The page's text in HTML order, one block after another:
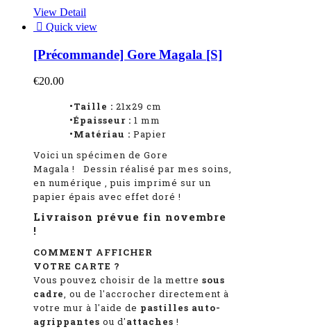
View Detail
 Quick view
[Précommande] Gore Magala [S]
€20.00
•Taille : 21x29 cm
•Épaisseur : 1 mm
•Matériau : Papier
Voici un spécimen de Gore
Magala !
Dessin réalisé par mes soins,
en numérique , puis imprimé sur un
papier épais avec effet doré !
Livraison prévue fin novembre
!
COMMENT AFFICHER
VOTRE CARTE ?
Vous pouvez choisir de la mettre sous
cadre, ou de l'accrocher directement à
votre mur à l'aide de pastilles auto-
agrippantes ou d'attaches !